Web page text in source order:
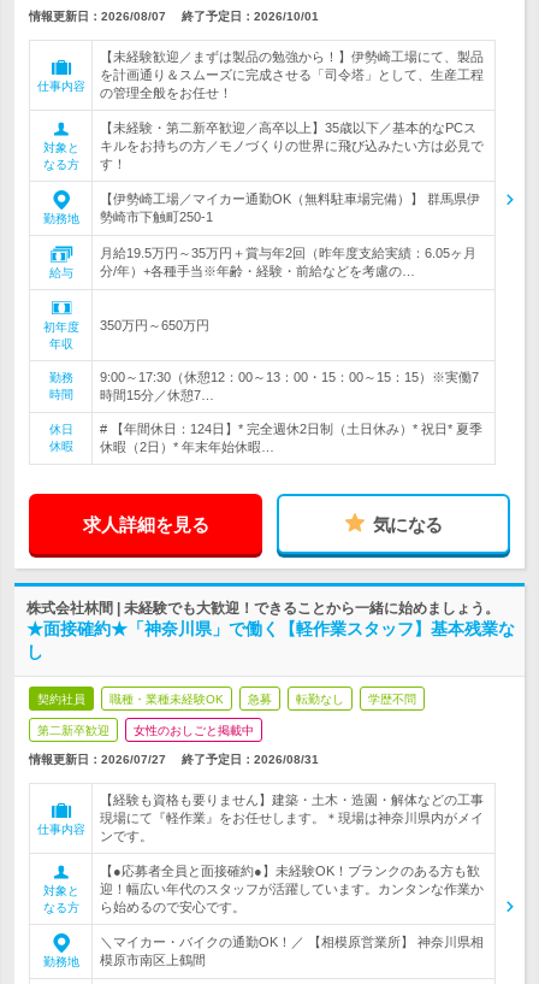
情報更新日：2026/08/07 終了予定日： 2026/10/01
仕事内容
【未経験歓迎／まずは製品の勉強から！】伊勢崎工場にて、製品
を計画通り＆スムーズに完成させる「司令塔」として、生産工程
の管理全般をお任せ！
対象と
なる方
【未経験・第二新卒歓迎／高卒以上】35歳以下／基本的なPCス
キルをお持ちの方／モノづくりの世界に飛び込みたい方は必見で
す！
勤務地
【伊勢崎工場／マイカー通勤OK（無料駐車場完備）】 群馬県伊
勢崎市下触町250-1
給与
月給19.5万円～35万円＋賞与年2回（昨年度支給実績：6.05ヶ月
分/年）+各種手当※年齢・経験・前給などを考慮の…
初年度
年収
350万円～650万円
勤務
時間
9:00～17:30（休憩12：00～13：00・15：00～15：15）※実働7
時間15分／休憩7…
休日
休暇
# 【年間休日：124日】* 完全週休2日制（土日休み）* 祝日* 夏季
休暇（2日）* 年末年始休暇…
求人詳細を見る 気になる
株式会社林間 | 未経験でも大歓迎！できることから一緒に始めましょう。
★面接確約★「神奈川県」で働く【軽作業スタッフ】基本残業な
し
契約社員 職種・業種未経験OK 急募 転勤なし 学歴不問
第二新卒歓迎 女性のおしごと掲載中
情報更新日：2026/07/27 終了予定日： 2026/08/31
仕事内容
【経験も資格も要りません】建築・土木・造園・解体などの工事
現場にて『軽作業』をお任せします。＊現場は神奈川県内がメイ
ンです。
対象と
なる方
【●応募者全員と面接確約●】未経験OK！ブランクのある方も歓
迎！幅広い年代のスタッフが活躍しています。カンタンな作業か
ら始めるので安心です。
勤務地
＼マイカー・バイクの通勤OK！／ 【相模原営業所】 神奈川県相
模原市南区上鶴間